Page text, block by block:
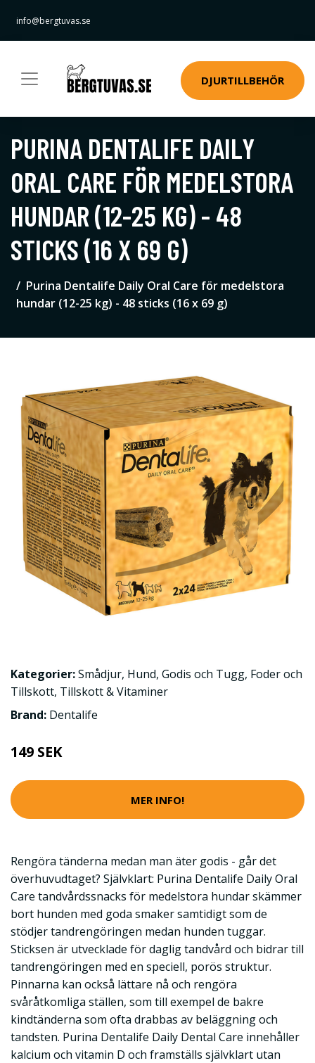
info@bergtuvas.se
DJURTILLBEHÖR
PURINA DENTALIFE DAILY
ORAL CARE FÖR MEDELSTORA
HUNDAR (12-25 KG) - 48
STICKS (16 X 69 G)
Purina Dentalife Daily Oral Care för medelstora
hundar (12-25 kg) - 48 sticks (16 x 69 g)
Kategorier:Smådjur, Hund, Godis och Tugg, Foder och
Tillskott, Tillskott & Vitaminer
Brand: Dentalife
149 SEK
MER INFO!
Rengöra tänderna medan man äter godis - går det
överhuvudtaget? Självklart: Purina Dentalife Daily Oral
Care tandvårdssnacks för medelstora hundar skämmer
bort hunden med goda smaker samtidigt som de
stödjer tandrengöringen medan hunden tuggar.
Sticksen är utvecklade för daglig tandvård och bidrar till
tandrengöringen med en speciell, porös struktur.
Pinnarna kan också lättare nå och rengöra
svåråtkomliga ställen, som till exempel de bakre
kindtänderna som ofta drabbas av beläggning och
tandsten. Purina Dentalife Daily Dental Care innehåller
kalcium och vitamin D och framställs självklart utan